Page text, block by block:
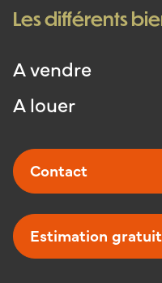
Les différents
A vendre
A louer
Contact
Estimation